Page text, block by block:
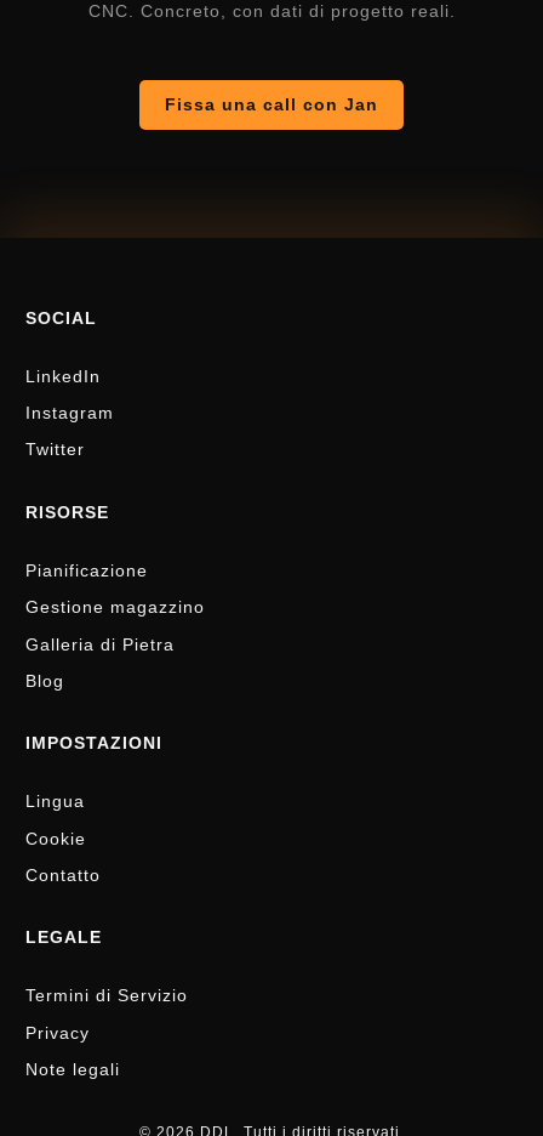
CNC. Concreto, con dati di progetto reali.
Fissa una call con Jan
SOCIAL
LinkedIn
Instagram
Twitter
RISORSE
Pianificazione
Gestione magazzino
Galleria di Pietra
Blog
IMPOSTAZIONI
Lingua
Cookie
Contatto
LEGALE
Termini di Servizio
Privacy
Note legali
© 2026 DDL. Tutti i diritti riservati.